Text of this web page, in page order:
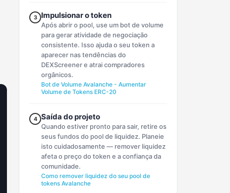
3 Impulsionar o token
Após abrir o pool, use um bot de volume
para gerar atividade de negociação
consistente. Isso ajuda o seu token a
aparecer nas tendências do
DEXScreener e atrai compradores
orgânicos.
Bot de Volume Avalanche - Aumentar
Volume de Tokens ERC-20
4 Saída do projeto
Quando estiver pronto para sair, retire os
seus fundos do pool de liquidez. Planeie
isto cuidadosamente — remover liquidez
afeta o preço do token e a confiança da
comunidade.
Como remover liquidez do seu pool de
tokens Avalanche